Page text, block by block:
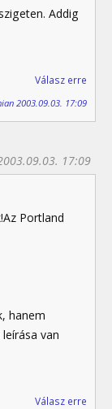
Addig
Válasz erre
2003.09.03. 17:09
17:09
Portland
hanem
van
Válasz erre